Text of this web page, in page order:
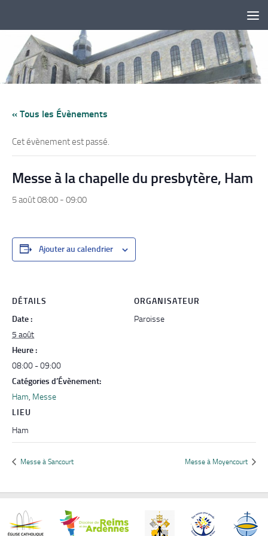
« Tous les Évènements
Cet évènement est passé.
Messe à la chapelle du presbytère, Ham
5 août 08:00 - 09:00
Ajouter au calendrier
DÉTAILS
Date :
5 août
Heure :
08:00 - 09:00
Catégories d’Évènement:
Ham, Messe
LIEU
Ham
ORGANISATEUR
Paroisse
Messe à Sancourt Messe à Moyencourt